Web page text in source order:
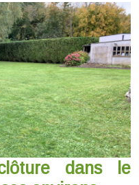
dans le